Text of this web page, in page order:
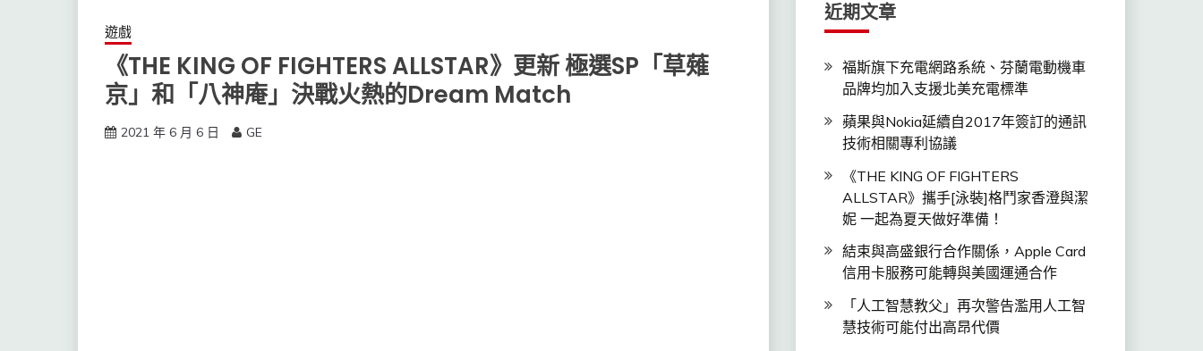
遊戲
《THE KING OF FIGHTERS ALLSTAR》更新 極選SP「草薙
京」和「八神庵」決戰火熱的Dream Match
2021 年 6 月 6 日 GE
近期文章
福斯旗下充電網路系統、芬蘭電動機車
品牌均加入支援北美充電標準
蘋果與Nokia延續自2017年簽訂的通訊
技術相關專利協議
《THE KING OF FIGHTERS
ALLSTAR》攜手[泳裝]格鬥家香澄與潔
妮 一起為夏天做好準備！
結束與高盛銀行合作關係，Apple Card
信用卡服務可能轉與美國運通合作
「人工智慧教父」再次警告濫用人工智
慧技術可能付出高昂代價